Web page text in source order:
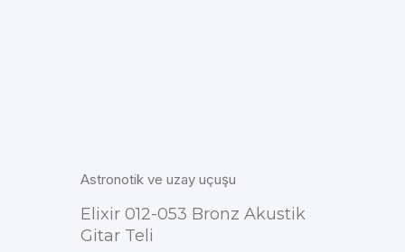
Astronotik ve uzay uçuşu
Elixir 012-053 Bronz Akustik
Gitar Teli